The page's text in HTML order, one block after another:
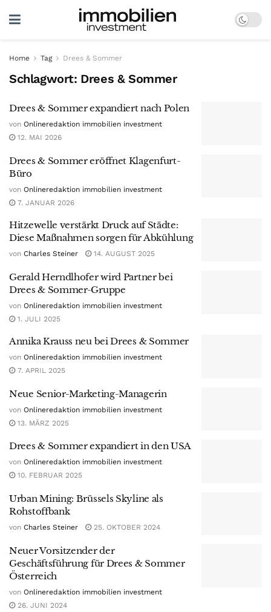
Home Tag Drees & Sommer
Schlagwort: Drees & Sommer
Drees & Sommer expandiert nach Polen
von Onlineredaktion immobilien investment
12. MAI 2026
Drees & Sommer eröffnet Klagenfurt-
Büro
von Onlineredaktion immobilien investment
7. JANUAR 2026
Hitzewelle verstärkt Druck auf Städte:
Diese Maßnahmen sorgen für Abkühlung
von Charles Steiner 14. AUGUST 2025
Gerald Herndlhofer wird Partner bei
Drees & Sommer-Gruppe
von Onlineredaktion immobilien investment
1. JULI 2025
Annika Krauss neu bei Drees & Sommer
von Onlineredaktion immobilien investment
7. APRIL 2025
Neue Senior-Marketing-Managerin
von Onlineredaktion immobilien investment
13. MÄRZ 2025
Drees & Sommer expandiert in den USA
von Onlineredaktion immobilien investment
10. FEBRUAR 2025
Urban Mining: Brüssels Skyline als
Rohstoffbank
von Charles Steiner 25. OKTOBER 2024
Neuer Vorsitzender der
Geschäftsführung für Drees & Sommer
Österreich
von Onlineredaktion immobilien investment
26. JUNI 2024